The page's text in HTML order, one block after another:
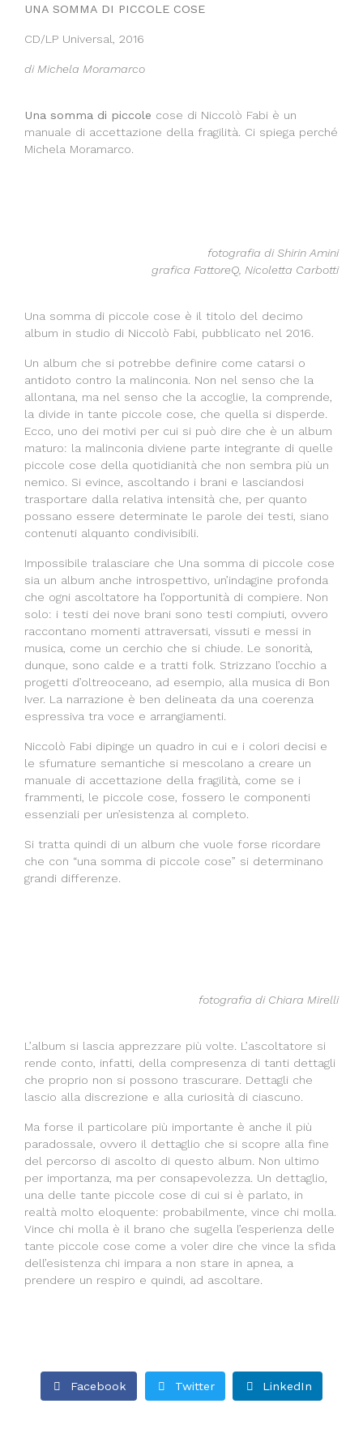
UNA SOMMA DI PICCOLE COSE
CD/LP Universal, 2016
di Michela Moramarco
Una somma di piccole cose di Niccolò Fabi è un
manuale di accettazione della fragilità. Ci spiega perché
Michela Moramarco.
fotografia di Shirin Amini
grafica FattoreQ, Nicoletta Carbotti
Una somma di piccole cose è il titolo del decimo
album in studio di Niccolò Fabi, pubblicato nel 2016.
Un album che si potrebbe definire come catarsi o
antidoto contro la malinconia. Non nel senso che la
allontana, ma nel senso che la accoglie, la comprende,
la divide in tante piccole cose, che quella si disperde.
Ecco, uno dei motivi per cui si può dire che è un album
maturo: la malinconia diviene parte integrante di quelle
piccole cose della quotidianità che non sembra più un
nemico. Si evince, ascoltando i brani e lasciandosi
trasportare dalla relativa intensità che, per quanto
possano essere determinate le parole dei testi, siano
contenuti alquanto condivisibili.
Impossibile tralasciare che Una somma di piccole cose
sia un album anche introspettivo, un’indagine profonda
che ogni ascoltatore ha l’opportunità di compiere. Non
solo: i testi dei nove brani sono testi compiuti, ovvero
raccontano momenti attraversati, vissuti e messi in
musica, come un cerchio che si chiude. Le sonorità,
dunque, sono calde e a tratti folk. Strizzano l’occhio a
progetti d’oltreoceano, ad esempio, alla musica di Bon
Iver. La narrazione è ben delineata da una coerenza
espressiva tra voce e arrangiamenti.
Niccolò Fabi dipinge un quadro in cui e i colori decisi e
le sfumature semantiche si mescolano a creare un
manuale di accettazione della fragilità, come se i
frammenti, le piccole cose, fossero le componenti
essenziali per un’esistenza al completo.
Si tratta quindi di un album che vuole forse ricordare
che con “una somma di piccole cose” si determinano
grandi differenze.
fotografia di Chiara Mirelli
L’album si lascia apprezzare più volte. L’ascoltatore si
rende conto, infatti, della compresenza di tanti dettagli
che proprio non si possono trascurare. Dettagli che
lascio alla discrezione e alla curiosità di ciascuno.
Ma forse il particolare più importante è anche il più
paradossale, ovvero il dettaglio che si scopre alla fine
del percorso di ascolto di questo album. Non ultimo
per importanza, ma per consapevolezza. Un dettaglio,
una delle tante piccole cose di cui si è parlato, in
realtà molto eloquente: probabilmente, vince chi molla.
Vince chi molla è il brano che sugella l’esperienza delle
tante piccole cose come a voler dire che vince la sfida
dell’esistenza chi impara a non stare in apnea, a
prendere un respiro e quindi, ad ascoltare.
Facebook Twitter LinkedIn